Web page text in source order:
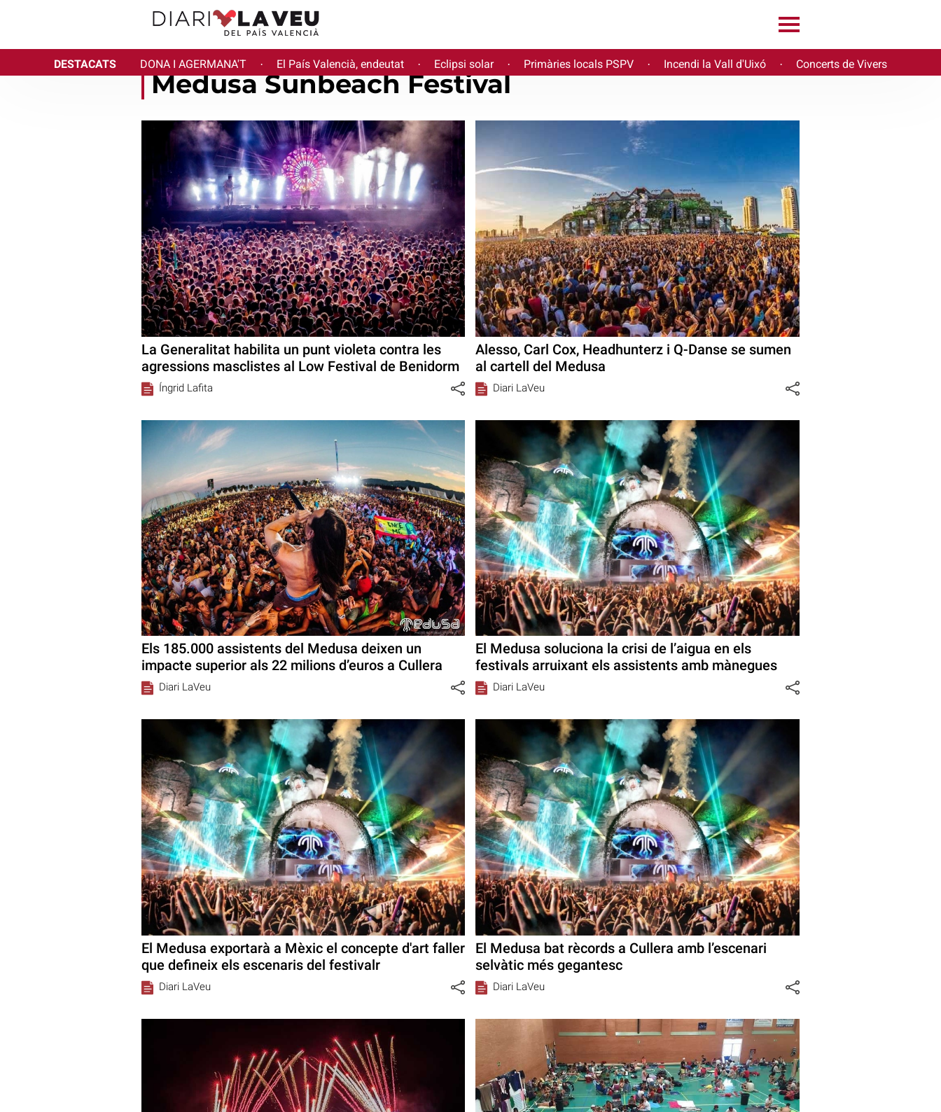
DESTACATS DONA I AGERMANA'T · El País Valencià, endeutat · Eclipsi solar · Primàries locals PSPV · Incendi la Vall d'Uixó · Concerts de Vivers
Medusa Sunbeach Festival
La Generalitat habilita un punt violeta contra les
agressions masclistes al Low Festival de Benidorm
Íngrid Lafita
Alesso, Carl Cox, Headhunterz i Q-Danse se sumen
al cartell del Medusa
Diari LaVeu
Els 185.000 assistents del Medusa deixen un
impacte superior als 22 milions d’euros a Cullera
Diari LaVeu
El Medusa soluciona la crisi de l’aigua en els
festivals arruixant els assistents amb mànegues
Diari LaVeu
El Medusa exportarà a Mèxic el concepte d'art faller
que defineix els escenaris del festivalr
Diari LaVeu
El Medusa bat rècords a Cullera amb l’escenari
selvàtic més gegantesc
Diari LaVeu